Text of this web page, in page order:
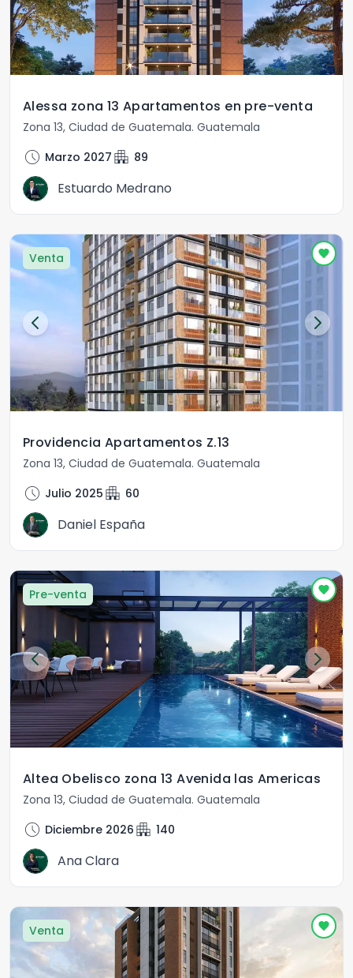
Alessa zona 13 Apartamentos en pre-venta
Zona 13, Ciudad de Guatemala. Guatemala
schedule Marzo 2027 apartment 89
Estuardo Medrano
Venta
Providencia Apartamentos Z.13
Zona 13, Ciudad de Guatemala. Guatemala
schedule Julio 2025 apartment 60
Daniel España
Pre-venta
Altea Obelisco zona 13 Avenida las Americas
Zona 13, Ciudad de Guatemala. Guatemala
schedule Diciembre 2026 apartment 140
Ana Clara
Venta